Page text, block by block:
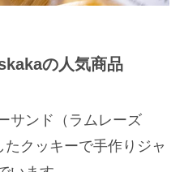
の人気商品
サンド（ラムレーズ
クッキーで手作りジャ